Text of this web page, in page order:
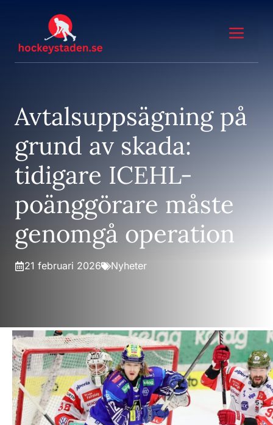
Avtalsuppsägning på
grund av skada:
tidigare ICEHL-
poänggörare måste
genomgå operation
21 februari 2026 Nyheter